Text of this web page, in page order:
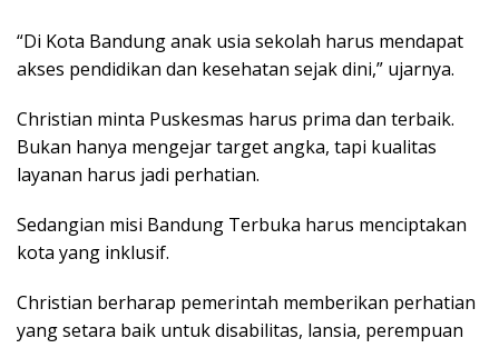
“Di Kota Bandung anak usia sekolah harus mendapat
akses pendidikan dan kesehatan sejak dini,” ujarnya.
Christian minta Puskesmas harus prima dan terbaik.
Bukan hanya mengejar target angka, tapi kualitas
layanan harus jadi perhatian.
Sedangian misi Bandung Terbuka harus menciptakan
kota yang inklusif.
Christian berharap pemerintah memberikan perhatian
yang setara baik untuk disabilitas, lansia, perempuan